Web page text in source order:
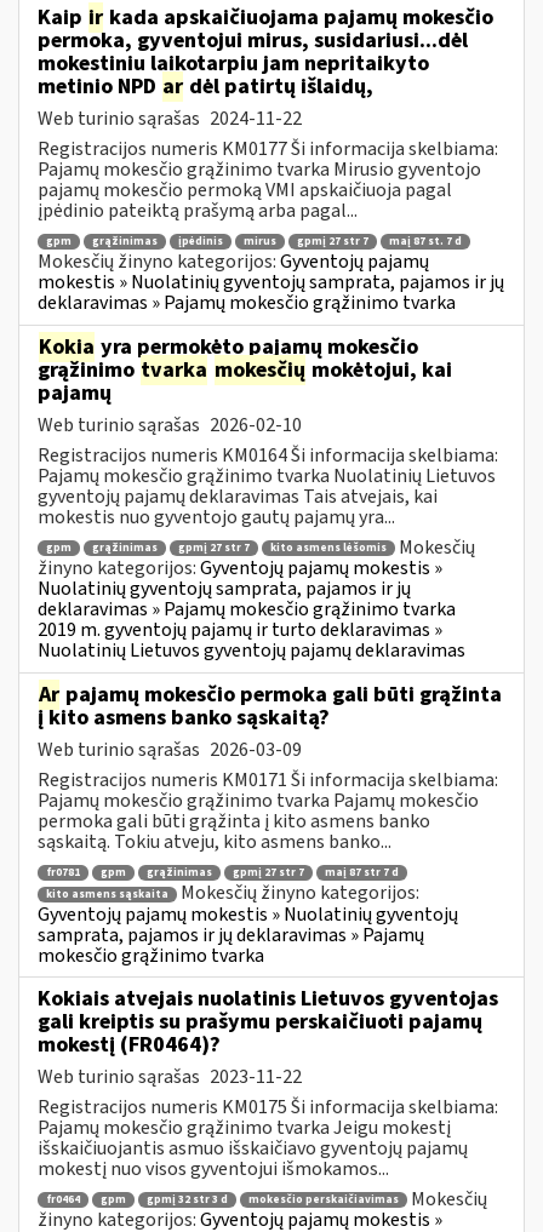
Kaip ir kada apskaičiuojama pajamų mokesčio
permoka, gyventojui mirus, susidariusi...dėl
mokestiniu laikotarpiu jam nepritaikyto
metinio NPD ar dėl patirtų išlaidų,
Web turinio sąrašas 2024-11-22
Registracijos numeris KM0177 Ši informacija skelbiama:
Pajamų mokesčio grąžinimo tvarka Mirusio gyventojo
pajamų mokesčio permoką VMI apskaičiuoja pagal
įpėdinio pateiktą prašymą arba pagal...
gpm grąžinimas įpėdinis mirus gpmį 27 str 7 maį 87 st. 7 d
Mokesčių žinyno kategorijos:Gyventojų pajamų
mokestis » Nuolatinių gyventojų samprata, pajamos ir jų
deklaravimas » Pajamų mokesčio grąžinimo tvarka
Kokia yra permokėto pajamų mokesčio
grąžinimo tvarka mokesčių mokėtojui, kai
pajamų
Web turinio sąrašas 2026-02-10
Registracijos numeris KM0164 Ši informacija skelbiama:
Pajamų mokesčio grąžinimo tvarka Nuolatinių Lietuvos
gyventojų pajamų deklaravimas Tais atvejais, kai
mokestis nuo gyventojo gautų pajamų yra...
gpm grąžinimas gpmį 27 str 7 kito asmens lėšomis
Mokesčių
žinyno kategorijos:Gyventojų pajamų mokestis »
Nuolatinių gyventojų samprata, pajamos ir jų
deklaravimas » Pajamų mokesčio grąžinimo tvarka
2019 m. gyventojų pajamų ir turto deklaravimas »
Nuolatinių Lietuvos gyventojų pajamų deklaravimas
Ar pajamų mokesčio permoka gali būti grąžinta
į kito asmens banko sąskaitą?
Web turinio sąrašas 2026-03-09
Registracijos numeris KM0171 Ši informacija skelbiama:
Pajamų mokesčio grąžinimo tvarka Pajamų mokesčio
permoka gali būti grąžinta į kito asmens banko
sąskaitą. Tokiu atveju, kito asmens banko...
fr0781 gpm grąžinimas gpmį 27 str 7
maį 87 str 7 d
kito asmens sąskaita
Mokesčių žinyno kategorijos:
Gyventojų pajamų mokestis » Nuolatinių gyventojų
samprata, pajamos ir jų deklaravimas » Pajamų
mokesčio grąžinimo tvarka
Kokiais atvejais nuolatinis Lietuvos gyventojas
gali kreiptis su prašymu perskaičiuoti pajamų
mokestį (FR0464)?
Web turinio sąrašas 2023-11-22
Registracijos numeris KM0175 Ši informacija skelbiama:
Pajamų mokesčio grąžinimo tvarka Jeigu mokestį
išskaičiuojantis asmuo išskaičiavo gyventojų pajamų
mokestį nuo visos gyventojui išmokamos...
fr0464 gpm gpmį 32 str 3 d mokesčio perskaičiavimas
Mokesčių
žinyno kategorijos:Gyventojų pajamų mokestis »